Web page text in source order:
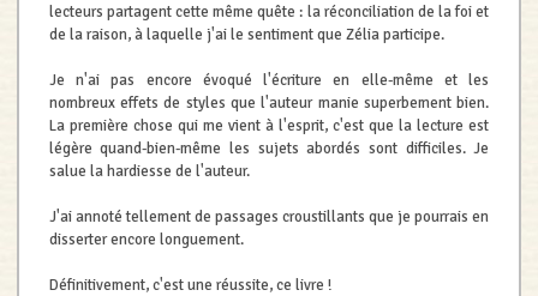
lecteurs partagent cette même quête : la réconciliation de la foi et
de la raison, à laquelle j'ai le sentiment que Zélia participe.
Je n'ai pas encore évoqué l'écriture en elle-même et les
nombreux effets de styles que l'auteur manie superbement bien.
La première chose qui me vient à l'esprit, c'est que la lecture est
légère quand-bien-même les sujets abordés sont difficiles. Je
salue la hardiesse de l'auteur.
J'ai annoté tellement de passages croustillants que je pourrais en
disserter encore longuement.
Définitivement, c'est une réussite, ce livre !